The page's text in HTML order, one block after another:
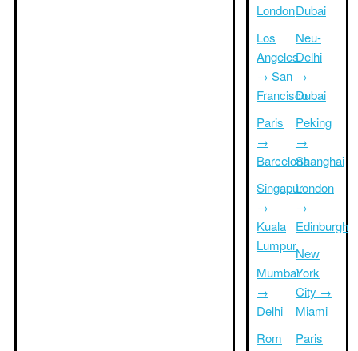
London
Los
Angeles
→ San
Francisco
Paris
→
Barcelona
Singapur
→
Kuala
Lumpur
Mumbai
→
Delhi
Rom
Dubai
Neu-
Delhi
→
Dubai
Peking
→
Shanghai
London
→
Edinburgh
New
York
City →
Miami
Paris